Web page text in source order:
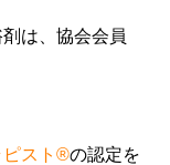
は、協会会員
ピスト®︎の認定を